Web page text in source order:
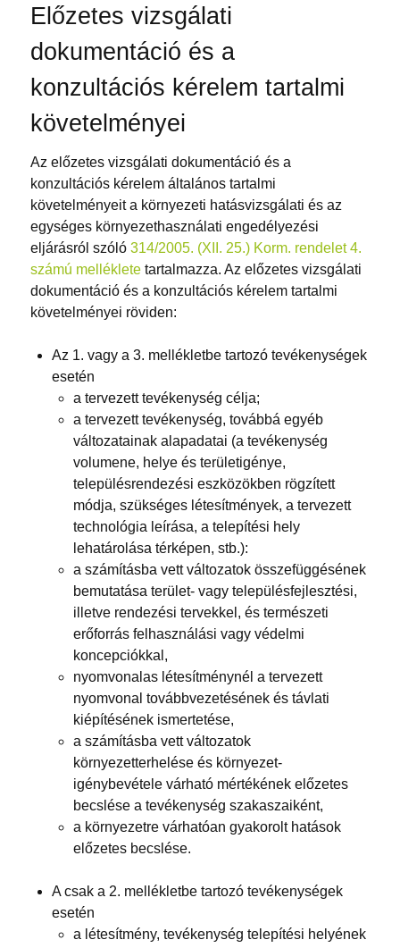
Előzetes vizsgálati
dokumentáció és a
konzultációs kérelem tartalmi
követelményei
Az előzetes vizsgálati dokumentáció és a
konzultációs kérelem általános tartalmi
követelményeit a környezeti hatásvizsgálati és az
egységes környezethasználati engedélyezési
eljárásról szóló 314/2005. (XII. 25.) Korm. rendelet 4.
számú melléklete tartalmazza. Az előzetes vizsgálati
dokumentáció és a konzultációs kérelem tartalmi
követelményei röviden:
Az 1. vagy a 3. mellékletbe tartozó tevékenységek
esetén
a tervezett tevékenység célja;
a tervezett tevékenység, továbbá egyéb
változatainak alapadatai (a tevékenység
volumene, helye és területigénye,
településrendezési eszközökben rögzített
módja, szükséges létesítmények, a tervezett
technológia leírása, a telepítési hely
lehatárolása térképen, stb.):
a számításba vett változatok összefüggésének
bemutatása terület- vagy településfejlesztési,
illetve rendezési tervekkel, és természeti
erőforrás felhasználási vagy védelmi
koncepciókkal,
nyomvonalas létesítménynél a tervezett
nyomvonal továbbvezetésének és távlati
kiépítésének ismertetése,
a számításba vett változatok
környezetterhelése és környezet-
igénybevétele várható mértékének előzetes
becslése a tevékenység szakaszaiként,
a környezetre várhatóan gyakorolt hatások
előzetes becslése.
A csak a 2. mellékletbe tartozó tevékenységek
esetén
a létesítmény, tevékenység telepítési helyének